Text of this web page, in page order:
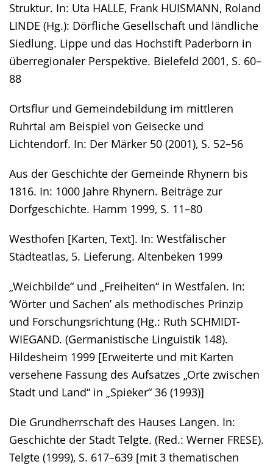
Struktur. In: Uta HALLE, Frank HUISMANN, Roland
LINDE (Hg.): Dörfliche Gesellschaft und ländliche
Siedlung. Lippe und das Hochstift Paderborn in
überregionaler Perspektive. Bielefeld 2001, S. 60–
88
Ortsflur und Gemeindebildung im mittleren
Ruhrtal am Beispiel von Geisecke und
Lichtendorf. In: Der Märker 50 (2001), S. 52–56
Aus der Geschichte der Gemeinde Rhynern bis
1816. In: 1000 Jahre Rhynern. Beiträge zur
Dorfgeschichte. Hamm 1999, S. 11–80
Westhofen [Karten, Text]. In: Westfälischer
Städteatlas, 5. Lieferung. Altenbeken 1999
„Weichbilde“ und „Freiheiten“ in Westfalen. In:
‘Wörter und Sachen’ als methodisches Prinzip
und Forschungsrichtung (Hg.: Ruth SCHMIDT-
WIEGAND. (Germanistische Linguistik 148).
Hildesheim 1999 [Erweiterte und mit Karten
versehene Fassung des Aufsatzes „Orte zwischen
Stadt und Land“ in „Spieker“ 36 (1993)]
Die Grundherrschaft des Hauses Langen. In:
Geschichte der Stadt Telgte. (Red.: Werner FRESE).
Telgte (1999), S. 617–639 [mit 3 thematischen